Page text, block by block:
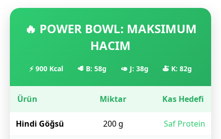
🔥 POWER BOWL: MAKSIMUM
HACIM
⚡ 900 Kcal 🥩 B: 58g 🥑 J: 38g 🍝 K: 82g
Ürün Miktar Kas Hedefi
Hindi Göğsü 200 g Saf Protein